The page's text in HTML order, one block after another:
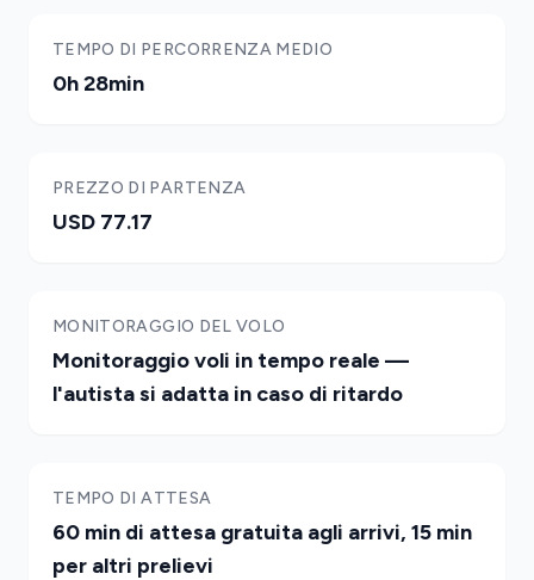
TEMPO DI PERCORRENZA MEDIO
0h 28min
PREZZO DI PARTENZA
USD 77.17
MONITORAGGIO DEL VOLO
Monitoraggio voli in tempo reale —
l'autista si adatta in caso di ritardo
TEMPO DI ATTESA
60 min di attesa gratuita agli arrivi, 15 min
per altri prelievi